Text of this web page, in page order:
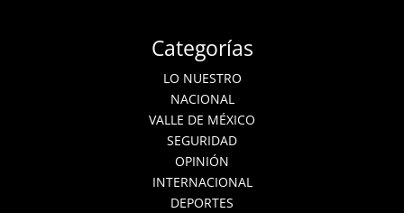
Categorías
LO NUESTRO
NACIONAL
VALLE DE MÉXICO
SEGURIDAD
OPINIÓN
INTERNACIONAL
DEPORTES